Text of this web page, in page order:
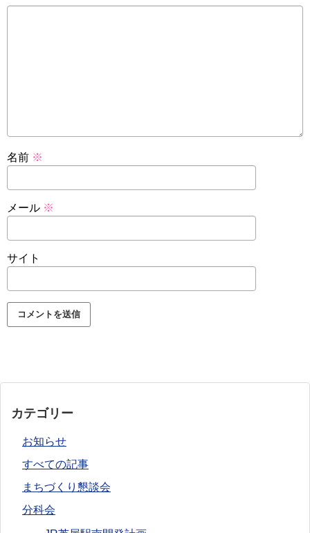
名前 ※
メール ※
サイト
カテゴリー
お知らせ
すべての記事
まちづくり懇談会
分科会